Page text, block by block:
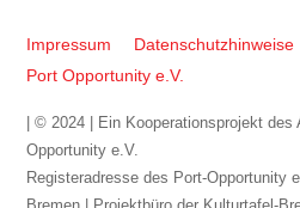
Top
Impressum Datenschutzhinweise
Port Opportunity e.V.
| © 2024 | Ein Kooperationsprojekt
Opportunity e.V.
Registeradresse des Port-Opportunity